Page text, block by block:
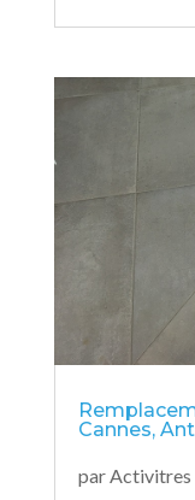
Cannes,
parActivitres